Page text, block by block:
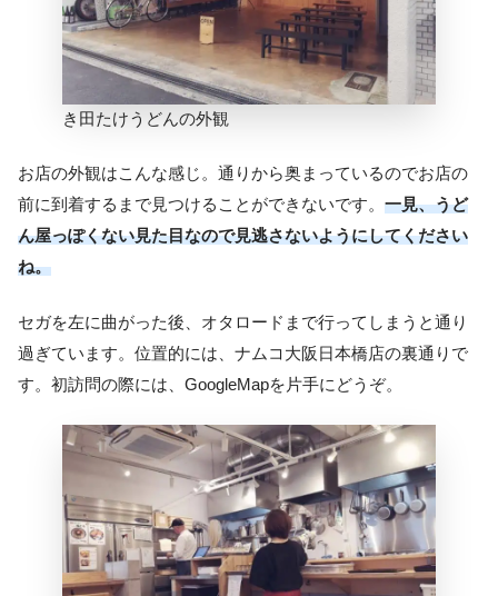
き田たけうどんの外観
お店の外観はこんな感じ。通りから奥まっているのでお店の
前に到着するまで見つけることができないです。 一見、うど
ん屋っぽくない見た目なので見逃さないようにしてください
ね。
セガを左に曲がった後、オタロードまで行ってしまうと通り
過ぎています。位置的には、ナムコ大阪日本橋店の裏通りで
す。初訪問の際には、GoogleMapを片手にどうぞ。